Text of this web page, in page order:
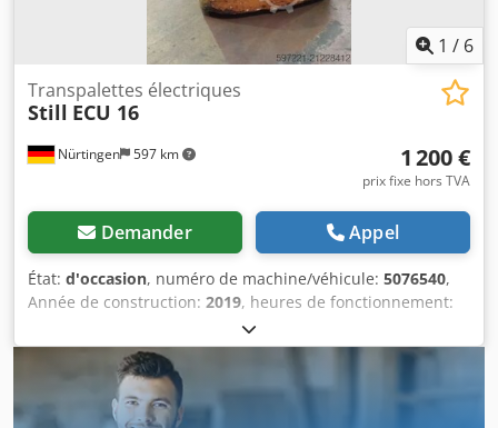
1 / 6
Nürtingen 597 km
Transpalettes électriques
Still ECU 16
1 200 €
prix fixe hors TVA
Demander Appel
État: d'occasion, numéro de machine/véhicule: 5076540,
Année de construction: 2019, heures de fonctionnement:
1 600 kg
charge:600 mm, type de carburant:électrique, type de
, 5076540 Dwodpsyi I N Refx Aavja Numéro de
série : F20165V0067